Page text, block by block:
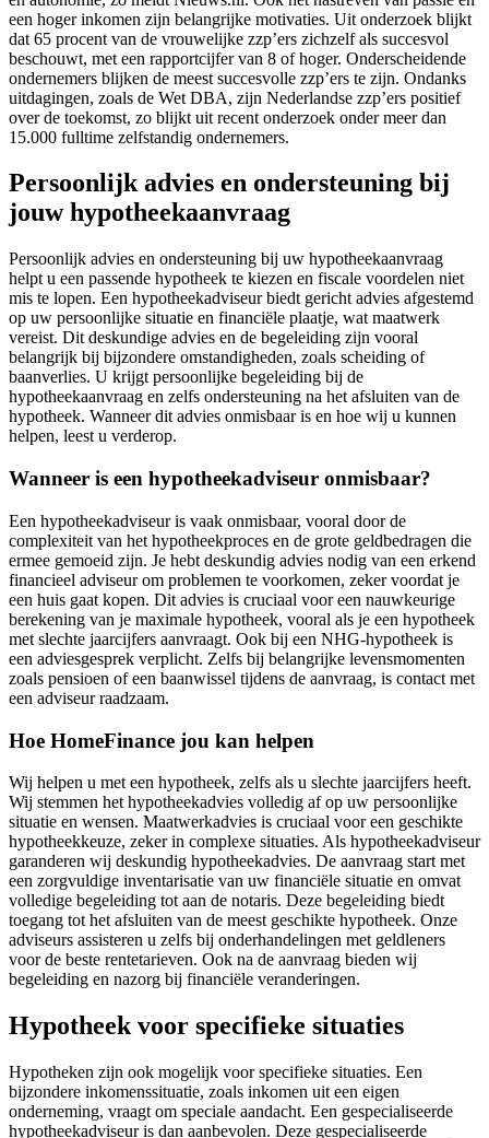
een hoger inkomen zijn belangrijke motivaties. Uit onderzoek blijkt
dat 65 procent van de vrouwelijke zzp’ers zichzelf als succesvol
beschouwt, met een rapportcijfer van 8 of hoger. Onderscheidende
ondernemers blijken de meest succesvolle zzp’ers te zijn. Ondanks
uitdagingen, zoals de Wet DBA, zijn Nederlandse zzp’ers positief
over de toekomst, zo blijkt uit recent onderzoek onder meer dan
15.000 fulltime zelfstandig ondernemers.
Persoonlijk advies en ondersteuning bij
jouw hypotheekaanvraag
Persoonlijk advies en ondersteuning bij uw hypotheekaanvraag
helpt u een passende hypotheek te kiezen en fiscale voordelen niet
mis te lopen. Een hypotheekadviseur biedt gericht advies afgestemd
op uw persoonlijke situatie en financiële plaatje, wat maatwerk
vereist. Dit deskundige advies en de begeleiding zijn vooral
belangrijk bij bijzondere omstandigheden, zoals scheiding of
baanverlies. U krijgt persoonlijke begeleiding bij de
hypotheekaanvraag en zelfs ondersteuning na het afsluiten van de
hypotheek. Wanneer dit advies onmisbaar is en hoe wij u kunnen
helpen, leest u verderop.
Wanneer is een hypotheekadviseur onmisbaar?
Een hypotheekadviseur is vaak onmisbaar, vooral door de
complexiteit van het hypotheekproces en de grote geldbedragen die
ermee gemoeid zijn. Je hebt deskundig advies nodig van een erkend
financieel adviseur om problemen te voorkomen, zeker voordat je
een huis gaat kopen. Dit advies is cruciaal voor een nauwkeurige
berekening van je maximale hypotheek, vooral als je een hypotheek
met slechte jaarcijfers aanvraagt. Ook bij een NHG-hypotheek is
een adviesgesprek verplicht. Zelfs bij belangrijke levensmomenten
zoals pensioen of een baanwissel tijdens de aanvraag, is contact met
een adviseur raadzaam.
Hoe HomeFinance jou kan helpen
Wij helpen u met een hypotheek, zelfs als u slechte jaarcijfers heeft.
Wij stemmen het hypotheekadvies volledig af op uw persoonlijke
situatie en wensen. Maatwerkadvies is cruciaal voor een geschikte
hypotheekkeuze, zeker in complexe situaties. Als hypotheekadviseur
garanderen wij deskundig hypotheekadvies. De aanvraag start met
een zorgvuldige inventarisatie van uw financiële situatie en omvat
volledige begeleiding tot aan de notaris. Deze begeleiding biedt
toegang tot het afsluiten van de meest geschikte hypotheek. Onze
adviseurs assisteren u zelfs bij onderhandelingen met geldleners
voor de beste rentetarieven. Ook na de aanvraag bieden wij
begeleiding en nazorg bij financiële veranderingen.
Hypotheek voor specifieke situaties
Hypotheken zijn ook mogelijk voor specifieke situaties. Een
bijzondere inkomenssituatie, zoals inkomen uit een eigen
onderneming, vraagt om speciale aandacht. Een gespecialiseerde
hypotheekadviseur is dan aanbevolen. Deze gespecialiseerde